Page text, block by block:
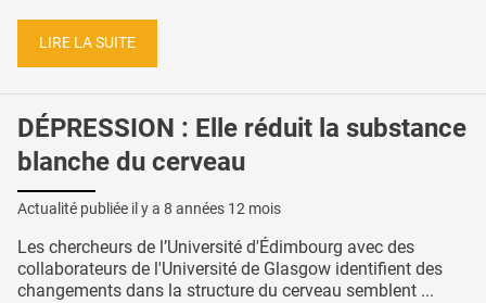
LIRE LA SUITE
DÉPRESSION : Elle réduit la substance
blanche du cerveau
Actualité publiée il y a 8 années 12 mois
Les chercheurs de l’Université d'Édimbourg avec des
collaborateurs de l'Université de Glasgow identifient des
changements dans la structure du cerveau semblent ...